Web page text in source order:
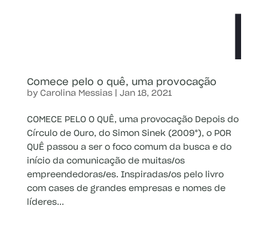
Comece pelo o quê, uma provocação
by Carolina Messias| Jan 18, 2021
COMECE PELO O QUÊ, uma provocação Depois do
Círculo de Ouro, do Simon Sinek (2009*), o POR
QUÊ passou a ser o foco comum da busca e do
início da comunicação de muitas/os
empreendedoras/es. Inspiradas/os pelo livro
com cases de grandes empresas e nomes de
líderes...